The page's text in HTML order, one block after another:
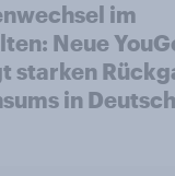
im
Neue
starken
in